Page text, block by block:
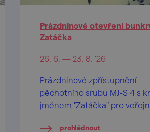
Prázdninové otevření
Zatáčka
26. 6. — 23. 8. '26
Prázdninové zpřístupnění
pěchotního srubu MJ-S 4 s
jménem "Zatáčka" pro
prohlédnout